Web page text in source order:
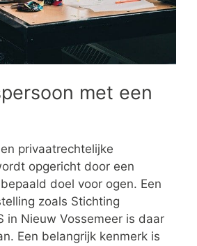
met een
privaatrechtelijke
opgericht door een
doel voor ogen. Een
zoals Stichting
in Nieuw Vossemeer is daar
Een belangrijk kenmerk is